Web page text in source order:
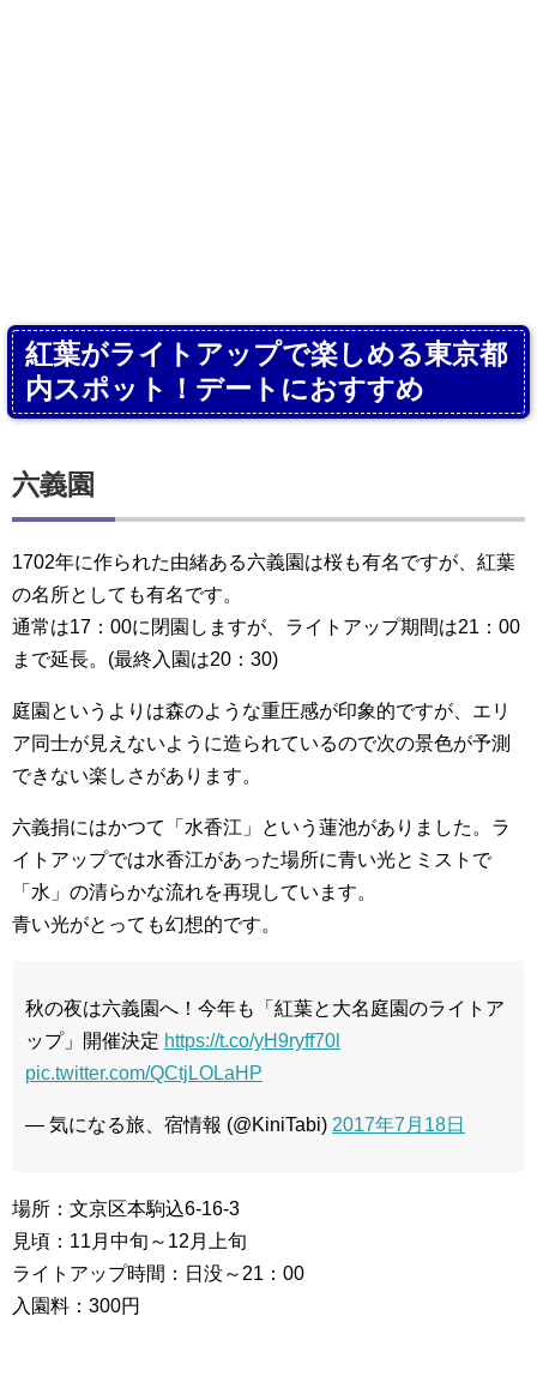
紅葉がライトアップで楽しめる東京都
内スポット！デートにおすすめ
六義園
1702年に作られた由緒ある六義園は桜も有名ですが、紅葉
の名所としても有名です。
通常は17：00に閉園しますが、ライトアップ期間は21：00
まで延長。(最終入園は20：30)
庭園というよりは森のような重圧感が印象的ですが、エリ
ア同士が見えないように造られているので次の景色が予測
できない楽しさがあります。
六義捐にはかつて「水香江」という蓮池がありました。ラ
イトアップでは水香江があった場所に青い光とミストで
「水」の清らかな流れを再現しています。
青い光がとっても幻想的です。
秋の夜は六義園へ！今年も「紅葉と大名庭園のライトア
ップ」開催決定 https://t.co/yH9ryff70l
pic.twitter.com/QCtjLOLaHP
— 気になる旅、宿情報 (@KiniTabi) 2017年7月18日
場所：文京区本駒込6-16-3
見頃：11月中旬～12月上旬
ライトアップ時間：日没～21：00
入園料：300円